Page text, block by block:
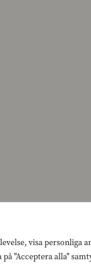
visa personliga
"Acceptera alla"